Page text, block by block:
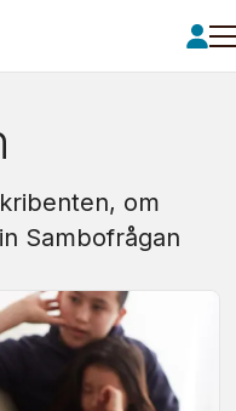
om
Sambofrågan